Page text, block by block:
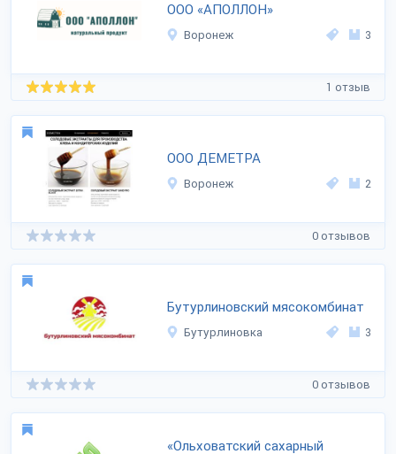
ООО «АПОЛЛОН»
Воронеж 3
1 отзыв
ООО ДЕМЕТРА
Воронеж 2
0 отзывов
Бутурлиновский мясокомбинат
Бутурлиновка 3
0 отзывов
«Ольховатский сахарный